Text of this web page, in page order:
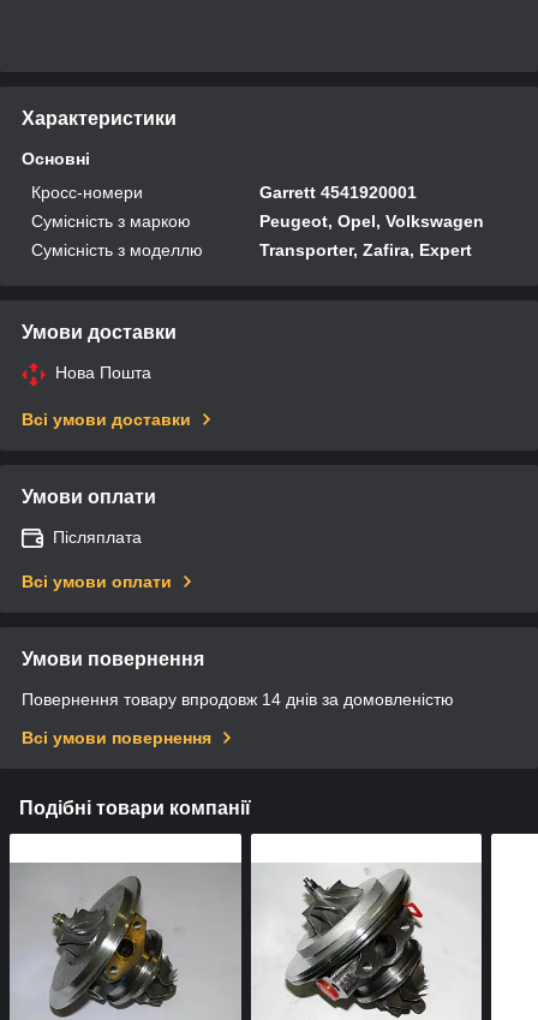
Характеристики
Основні
Кросс-номери
Garrett 4541920001
Сумісність з маркою
Peugeot, Opel, Volkswagen
Сумісність з моделлю
Transporter, Zafira, Expert
Умови доставки
Нова Пошта
Всі умови доставки
Умови оплати
Післяплата
Всі умови оплати
Умови повернення
Повернення товару впродовж 14 днів за домовленістю
Всі умови повернення
Подібні товари компанії